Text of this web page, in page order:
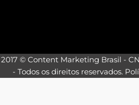
2017 © Content Marketing Brasil -
- Todos os direitos reservados.